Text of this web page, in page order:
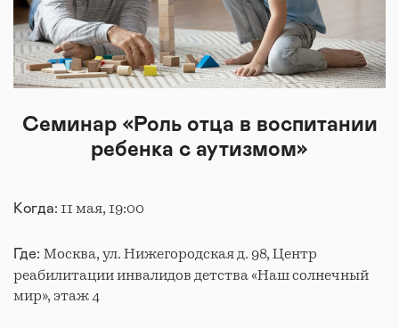
Семинар «Роль отца в воспитании
ребенка с аутизмом»
Когда: 11 мая, 19:00
Где: Москва, ул. Нижегородская д. 98, Центр
реабилитации инвалидов детства «Наш солнечный
мир», этаж 4